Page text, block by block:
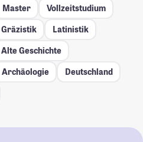
Master
Vollzeitstudium
Gräzistik
Latinistik
Alte Geschichte
Archäologie
Deutschland